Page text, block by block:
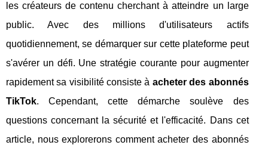
les créateurs de contenu cherchant à atteindre un large
public. Avec des millions d'utilisateurs actifs
quotidiennement, se démarquer sur cette plateforme peut
s'avérer un défi. Une stratégie courante pour augmenter
rapidement sa visibilité consiste à acheter des abonnés
TikTok. Cependant, cette démarche soulève des
questions concernant la sécurité et l'efficacité. Dans cet
article, nous explorerons comment acheter des abonnés